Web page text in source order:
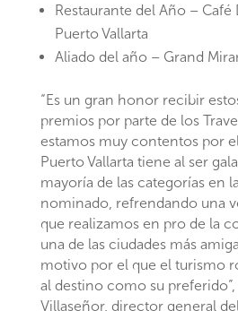
Restaurante del Año – Café
Puerto Vallarta
Aliado del año – Grand
“Es un gran honor recibir
premios por parte de los
estamos muy contentos por
Puerto Vallarta tiene al ser
mayoría de las categorías en
nominado, refrendando una
que realizamos en pro de la
una de las ciudades más
motivo por el que el turismo
al destino como su
Villaseñor, director general